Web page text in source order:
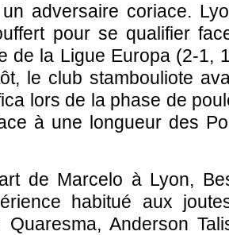
adversaire coriace.
pour se qualifier
de la Ligue Europa (2-1,
le club stambouliote
lors de la phase de
à une longueur des
de Marcelo à Lyon,
habitué aux
Quaresma, Anderson